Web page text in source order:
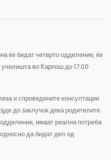
ќе бидат четврто одделение, ќе
училишта во Карпош до 17:00
и спроведените консултации
до заклучок дека родителите
имаат реална потреба
да бидат дел од